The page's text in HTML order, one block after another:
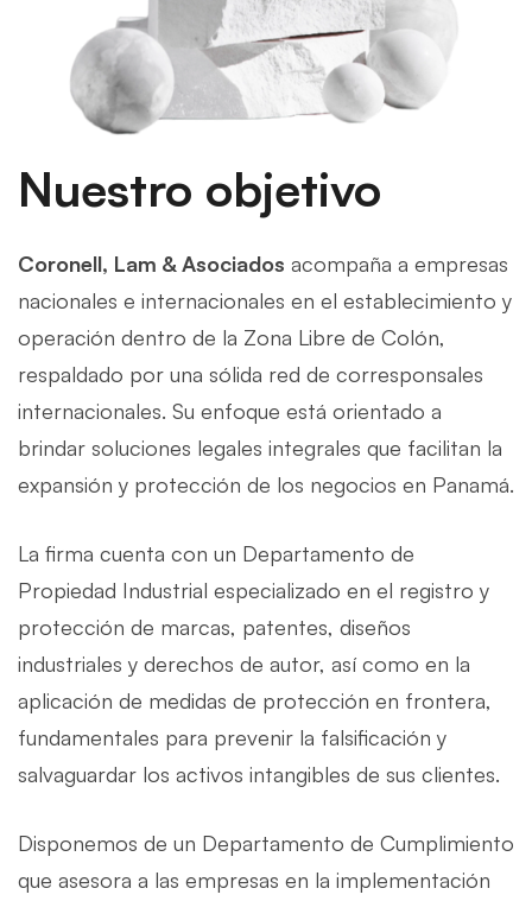
Nuestro objetivo
Coronell, Lam & Asociados acompaña a empresas
nacionales e internacionales en el establecimiento y
operación dentro de la Zona Libre de Colón,
respaldado por una sólida red de corresponsales
internacionales. Su enfoque está orientado a
brindar soluciones legales integrales que facilitan la
expansión y protección de los negocios en Panamá.
La firma cuenta con un Departamento de
Propiedad Industrial especializado en el registro y
protección de marcas, patentes, diseños
industriales y derechos de autor, así como en la
aplicación de medidas de protección en frontera,
fundamentales para prevenir la falsificación y
salvaguardar los activos intangibles de sus clientes.
Disponemos de un Departamento de Cumplimiento
que asesora a las empresas en la implementación